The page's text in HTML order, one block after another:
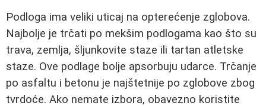
Podloga ima veliki uticaj na opterećenje zglobova.
Najbolje je trčati po mekšim podlogama kao što su
trava, zemlja, šljunkovite staze ili tartan atletske
staze. Ove podlage bolje apsorbuju udarce. Trčanje
po asfaltu i betonu je najštetnije po zglobove zbog
tvrdoće. Ako nemate izbora, obavezno koristite